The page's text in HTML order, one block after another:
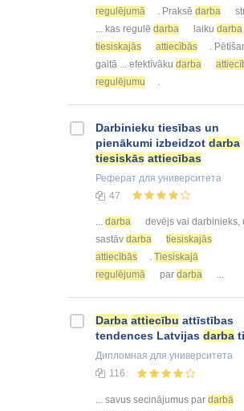
regulējumā
. Praksē darba
... kas regulē darba laiku darba
tiesiskajās
attiecībās
.
gaitā ... efektīvāku darba
regulējumu
Darbinieku tiesības un
pienākumi izbeidzot darba
tiesiskās attiecības
Реферат для университета
47
... darba
devējs vai darbinieks,
sastāv darba
tiesiskajās
attiecībās
. Tiesiskajā
regulējumā
par darba ...
Darba attiecību attīstības
tendences Latvijas darba
Дипломная для университета
116
... savus secinājumus par darbā